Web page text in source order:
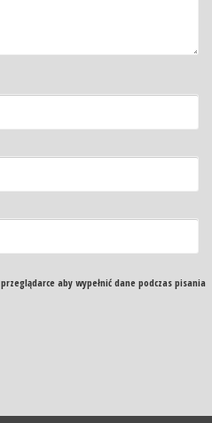
aby wypełnić dane podczas pisania